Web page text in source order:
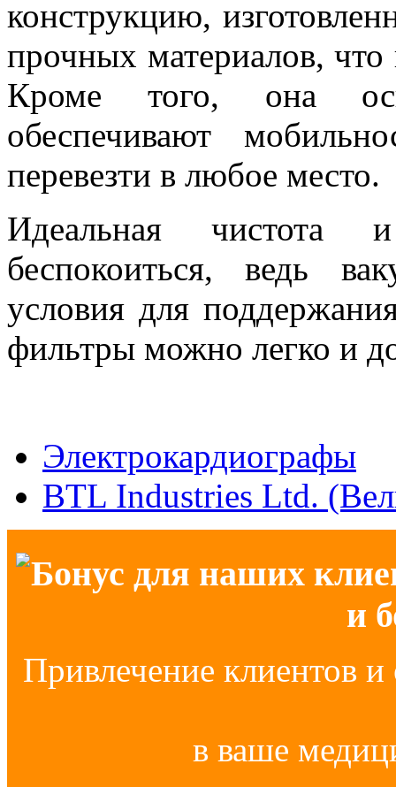
конструкцию,
прочных материалов,
Кроме того, она
обеспечивают
перевезти в любое место.
Идеальная
беспокоиться, ведь
условия для
фильтры можно легко и
Электрокардиографы
BTL Industries Ltd.
Бонус для наших
и
Привлечение клиентов и
в ваше